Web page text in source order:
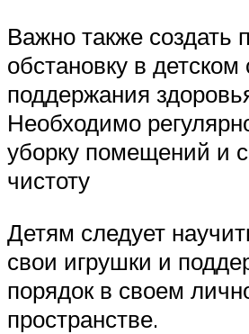
Важно также создать
обстановку в детском
поддержания
Необходимо
уборку помещений и
чистоту
Детям следует
свои игрушки и
порядок в своем
пространстве.